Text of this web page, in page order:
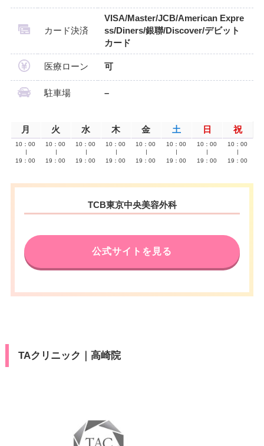
カード決済
VISA/Master/JCB/American Expre
ss/Diners/銀聯/Discover/デビット
カード
医療ローン 可
駐車場 –
月 火 水 木 金 土 日 祝
10：00
19：00
10：00
19：00
10：00
19：00
10：00
19：00
10：00
19：00
10：00
19：00
10：00
19：00
10：00
19：00
TCB東京中央美容外科
公式サイトを見る
TAクリニック｜高崎院